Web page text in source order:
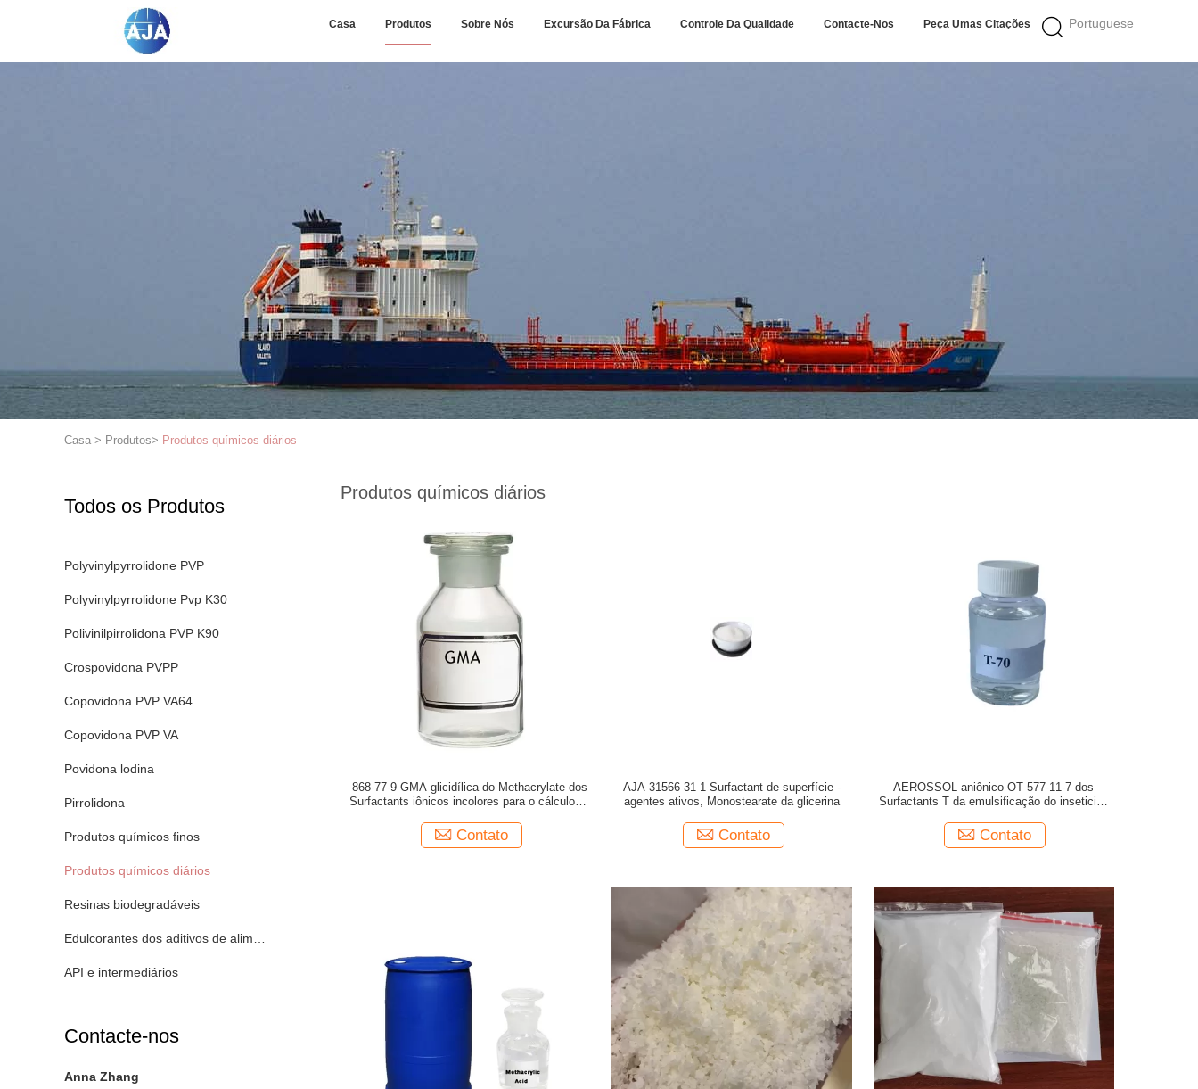
Portuguese
Casa Produtos Sobre Nós Excursão Da Fábrica Controle Da Qualidade Contacte-Nos Peça Umas Citações
Casa > Produtos> Produtos químicos diários
Todos os Produtos
Polyvinylpyrrolidone PVP
Polyvinylpyrrolidone Pvp K30
Polivinilpirrolidona PVP K90
Crospovidona PVPP
Copovidona PVP VA64
Copovidona PVP VA
Povidona lodina
Pirrolidona
Produtos químicos finos
Produtos químicos diários
Resinas biodegradáveis
Edulcorantes dos aditivos de alimento
API e intermediários
Contacte-nos
Anna Zhang
Produtos químicos diários
868-77-9 GMA glicidílica do Methacrylate dos
Surfactants iônicos incolores para o cálculo de
Contato
AJA 31566 31 1 Surfactant de superfície -
agentes ativos, Monostearate da glicerina
Contato
AEROSSOL aniônico OT 577-11-7 dos
Surfactants T da emulsificação do inseticida
Contato